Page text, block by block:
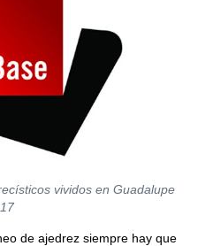
vividos en Guadalupe
de ajedrez siempre hay que